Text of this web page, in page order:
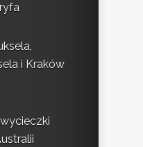
i Kraków